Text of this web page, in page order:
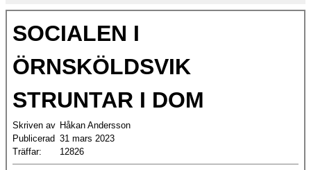
SOCIALEN I
ÖRNSKÖLDSVIK
STRUNTAR I DOM
Skriven av Håkan Andersson
Publicerad 31 mars 2023
Träffar:
12826